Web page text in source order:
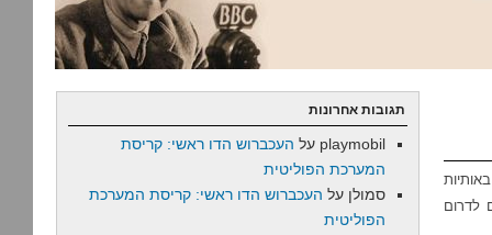
איש, ולשלוח אותם לדרום
תגובות אחרונות
playmobil על העכברוש הדו ראשי: קריסת
המערכת הפוליטית
סמולן על העכברוש הדו ראשי: קריסת המערכת
הפוליטית